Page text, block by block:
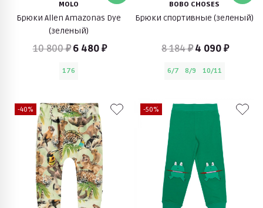
MOLO
Брюки Allen Amazonas Dye
(зеленый)
10 800 ₽ 6 480 ₽
176
BOBO CHOSES
Брюки спортивные (зеленый)
8 184 ₽ 4 090 ₽
6/7 8/9 10/11
-40% -50%